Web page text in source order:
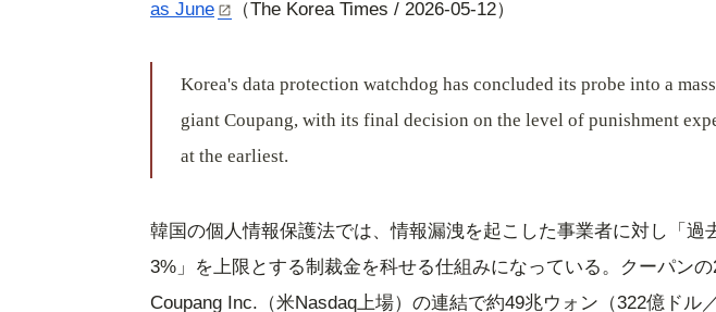
as June
（The Korea Times / 2026-05-12）
Korea's data protection watchdog has concluded its probe into a
giant Coupang, with its final decision on the level of punishment
at the earliest.
韓国の個人情報保護法では、情報漏洩を起こした事業者に対し「過
3%」を上限とする制裁金を科せる仕組みになっている。クーパン
Coupang Inc.（米Nasdaq上場）の連結で約49兆ウォン（322億ドル